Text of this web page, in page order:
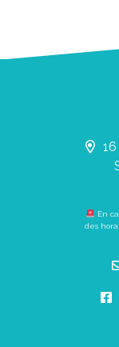
En
des